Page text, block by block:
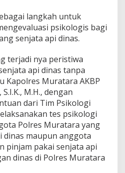
langkah untuk
psikologis bagi
senjata api dinas.
terjadi nya peristiwa
api dinas tanpa
Kapolres Muratara AKBP
M.H., dengan
dari Tim Psikologi
tes psikologi
Polres Muratara yang
dinas maupun anggota
pinjam pakai senjata api
dinas di Polres Muratara